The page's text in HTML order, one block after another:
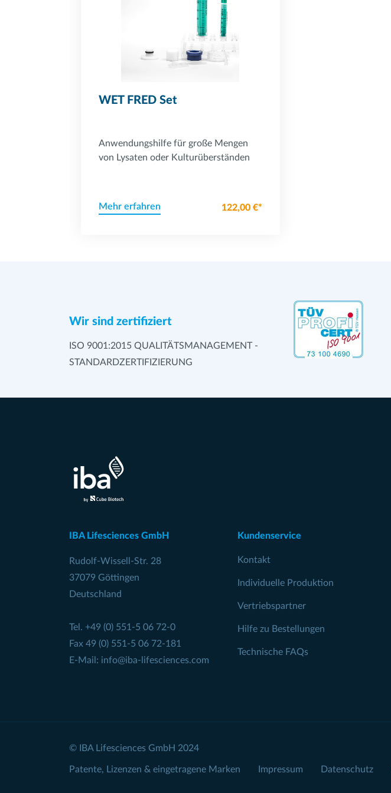
WET FRED Set
Anwendungshilfe für große Mengen
von Lysaten oder Kulturüberständen
Mehr erfahren 122,00 €*
Wir sind zertifiziert
ISO 9001:2015 QUALITÄTSMANAGEMENT -
STANDARDZERTIFIZIERUNG
IBA Lifesciences GmbH
Rudolf-Wissell-Str. 28
37079 Göttingen
Deutschland
Tel. +49 (0) 551-5 06 72-0
Fax 49 (0) 551-5 06 72-181
E-Mail: info@iba-lifesciences.com
Kundenservice
Kontakt
Individuelle Produktion
Vertriebspartner
Hilfe zu Bestellungen
Technische FAQs
© IBA Lifesciences GmbH 2024
Patente, Lizenzen & eingetragene Marken Impressum Datenschutz